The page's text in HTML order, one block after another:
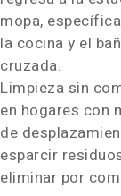
mopa,
la cocina y el
cruzada.
Limpieza sin
en hogares con
de
esparcir
eliminar por